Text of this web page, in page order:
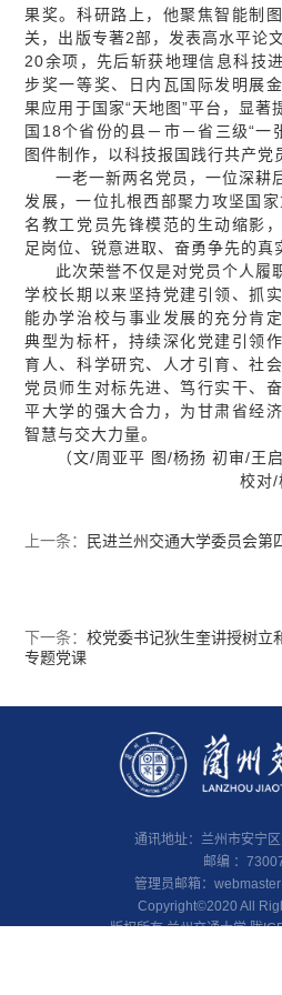
果奖。科研路上，他聚焦智能制
关，出版专著2部，发表高水平论
20余项，先后斩获地理信息科技
步奖一等奖、日内瓦国际发明展
果应用于国家“天地图”平台，显著
国18个省份的县－市－省三级“一
图件制作，以科技报国践行共产党
一老一新两名党员，一位深耕
发展，一位扎根西部聚力攻坚国
名教工党员先锋模范的生动缩影
足岗位、锐意进取、奋勇争先的真
此次荣誉不仅是对党员个人履
学校长期以来坚持党建引领、抓
能办学治校与事业发展的充分肯
典型为标杆，持续深化党建引领
育人、科学研究、人才引育、社
党员师生对标先进、笃行实干、
平大学的强大合力，为甘肃省经
智慧与交大力量。
（文/周亚平 图/杨扬 初审/王
校对/
上一条： 民进兰州交通大学委员会第
下一条：校党委书记狄生奎讲授树立
专题党课
通讯地址：兰州市安宁
邮编 ：
管理员邮箱：
Copyright©2020 All
版权所有 兰州交通大学 陇